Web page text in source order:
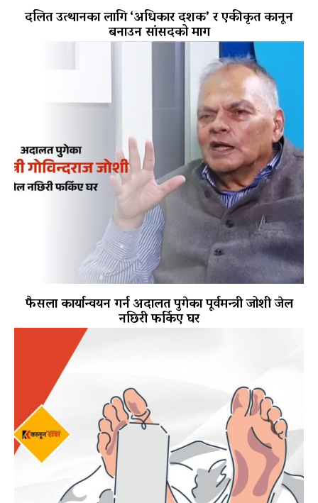
दलित उत्थानका लागि ‘अधिकार दशक’ र एकीकृत कानून
बनाउन सांसदको माग
फैसला कार्यान्वयन गर्न अदालत पुगेका पूर्वमन्त्री जोशी जेल
नछिरी फर्किए घर